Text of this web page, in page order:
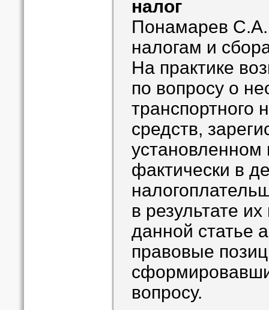
налог
Понамарев
налогам и
На практике
по вопросу о
транспортного
средств,
установленном
фактически в
в результате
данной статье
правовые
вопросу.